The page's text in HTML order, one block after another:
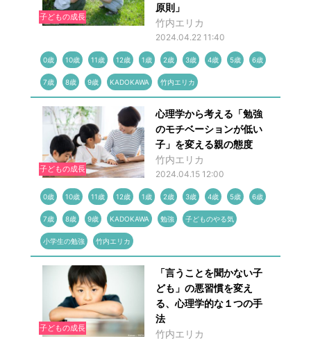
子どもの成長
原則」
竹内エリカ
2024.04.22 11:40
0歳 10歳 11歳 12歳 1歳 2歳 3歳 4歳 5歳 6歳
7歳 8歳 9歳 KADOKAWA 竹内エリカ
子どもの成長
心理学から考える「勉強
のモチベーションが低い
子」を変える親の態度
竹内エリカ
2024.04.15 12:00
0歳 10歳 11歳 12歳 1歳 2歳 3歳 4歳 5歳 6歳
7歳 8歳 9歳 KADOKAWA 勉強 子どものやる気
小学生の勉強 竹内エリカ
子どもの成長
「言うことを聞かない子
ども」の悪習慣を変え
る、心理学的な１つの手
法
竹内エリカ